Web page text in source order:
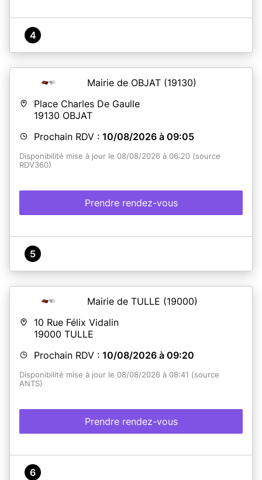
4
Mairie de OBJAT (19130)
Place Charles De Gaulle
19130 OBJAT
Prochain RDV : 10/08/2026 à 09:05
Disponibilité mise à jour le 08/08/2026 à 06:20 (source
RDV360)
Prendre rendez-vous
5
Mairie de TULLE (19000)
10 Rue Félix Vidalin
19000 TULLE
Prochain RDV : 10/08/2026 à 09:20
Disponibilité mise à jour le 08/08/2026 à 08:41 (source
ANTS)
Prendre rendez-vous
6